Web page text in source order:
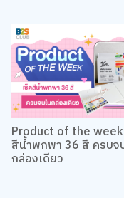
Product of the
สีน้ำพกพา 36 สี ครบจ
กล่องเดียว